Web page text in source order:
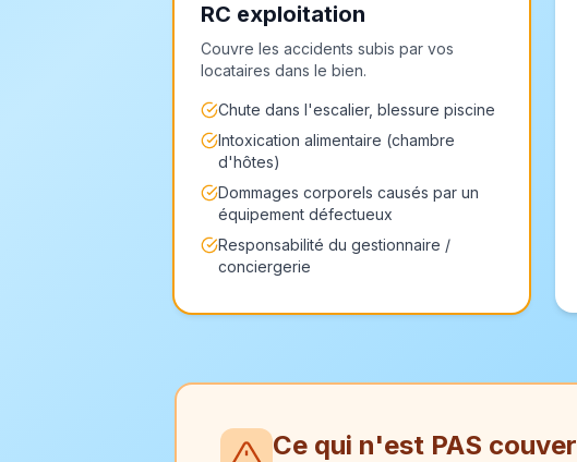
RC exploitation
Couvre les accidents subis par vos
locataires dans le bien.
Chute dans l'escalier, blessure piscine
Intoxication alimentaire (chambre
d'hôtes)
Dommages corporels causés par un
équipement défectueux
Responsabilité du gestionnaire /
conciergerie
Ce qui n'est PAS